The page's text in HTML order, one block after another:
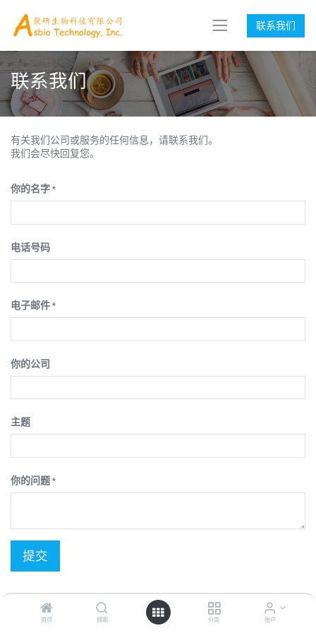
首页 搜索 分类 账户
联系我们
联系我们
有关我们公司或服务的任何信息，请联系我们。
我们会尽快回复您。
你的名字 *
电话号码
电子邮件 *
你的公司
主题
你的问题 *
提交
广州聚研生物科技有限公司
中国, 510000
广东省 广州市 中山一路51号拓业大厦 后座725-726室